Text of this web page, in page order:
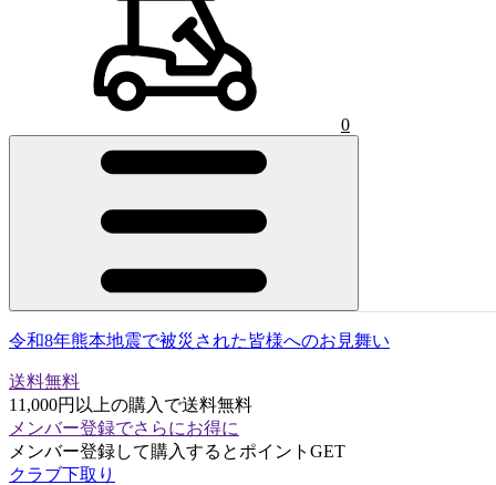
0
令和8年熊本地震で被災された皆様へのお見舞い
送料無料
11,000円以上の購入で送料無料
メンバー登録でさらにお得に
メンバー登録して購入するとポイントGET
クラブ下取り